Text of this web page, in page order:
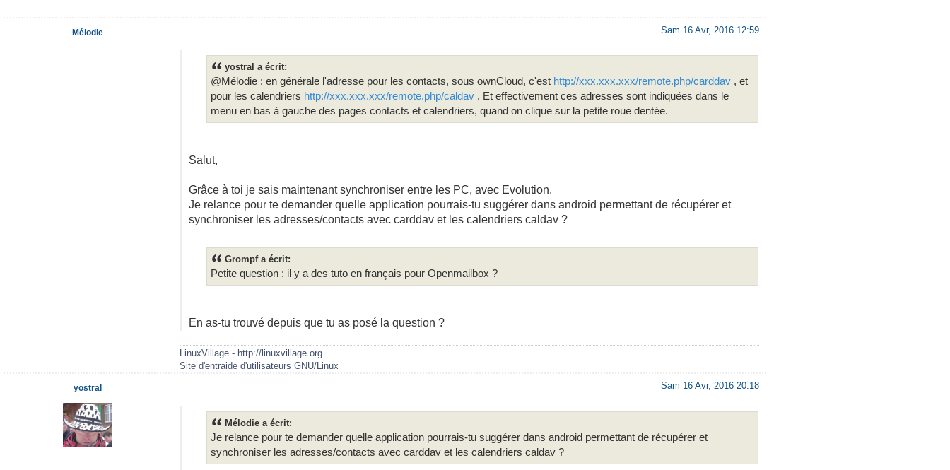
Sam 16 Avr, 2016 12:59
yostral a écrit:
@Mélodie : en générale l'adresse pour les contacts, sous ownCloud, c'est http://xxx.xxx.xxx/remote.php/carddav, et
pour les calendriers http://xxx.xxx.xxx/remote.php/caldav. Et effectivement ces adresses sont indiquées dans le
menu en bas à gauche des pages contacts et calendriers, quand on clique sur la petite roue dentée.
Salut,
Grâce à toi je sais maintenant synchroniser entre les PC, avec Evolution.
Je relance pour te demander quelle application pourrais-tu suggérer dans android permettant de récupérer et
synchroniser les adresses/contacts avec carddav et les calendriers caldav ?
Grompf a écrit:
Petite question : il y a des tuto en français pour Openmailbox ?
En as-tu trouvé depuis que tu as posé la question ?
LinuxVillage - http://linuxvillage.org
Site d'entraide d'utilisateurs GNU/Linux
Mélodie
Sam 16 Avr, 2016 20:18
Mélodie a écrit:
Je relance pour te demander quelle application pourrais-tu suggérer dans android permettant de récupérer et
synchroniser les adresses/contacts avec carddav et les calendriers caldav ?
yostral